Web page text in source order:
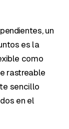
un
es la
como
rastreable
sencillo
en el